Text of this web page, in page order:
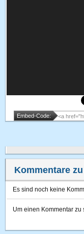
Embed-Code:
Kommentare
Es sind noch keine
Um einen Kommentar zu